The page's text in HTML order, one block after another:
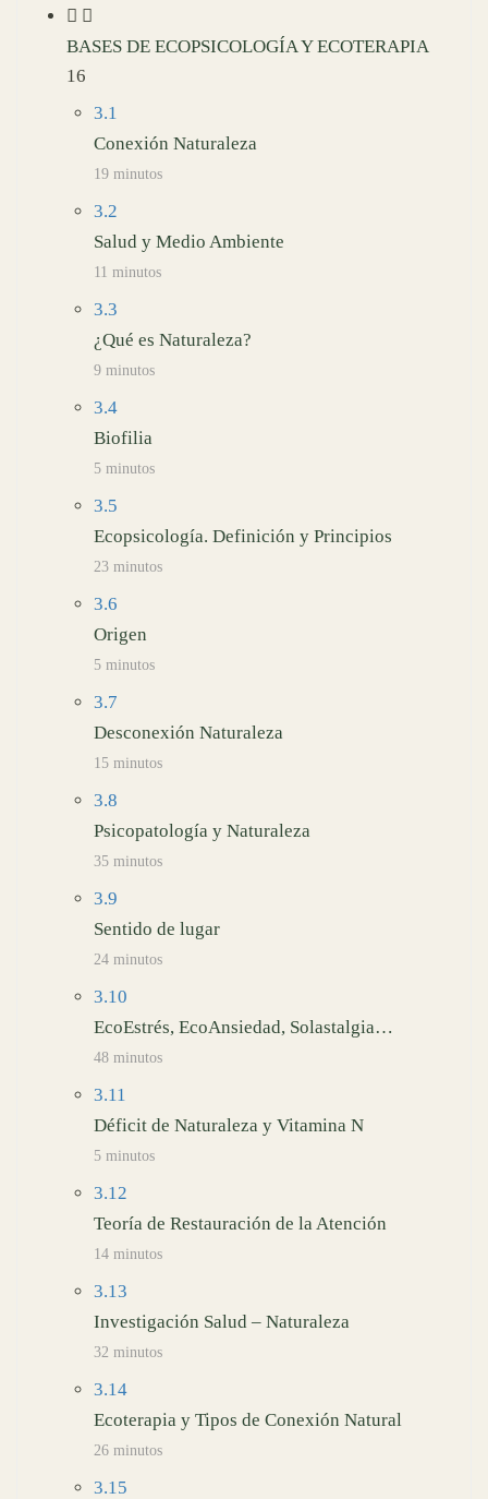
BASES DE ECOPSICOLOGÍA Y ECOTERAPIA
16
3.1
Conexión Naturaleza
19 minutos
3.2
Salud y Medio Ambiente
11 minutos
3.3
¿Qué es Naturaleza?
9 minutos
3.4
Biofilia
5 minutos
3.5
Ecopsicología. Definición y Principios
23 minutos
3.6
Origen
5 minutos
3.7
Desconexión Naturaleza
15 minutos
3.8
Psicopatología y Naturaleza
35 minutos
3.9
Sentido de lugar
24 minutos
3.10
EcoEstrés, EcoAnsiedad, Solastalgia…
48 minutos
3.11
Déficit de Naturaleza y Vitamina N
5 minutos
3.12
Teoría de Restauración de la Atención
14 minutos
3.13
Investigación Salud – Naturaleza
32 minutos
3.14
Ecoterapia y Tipos de Conexión Natural
26 minutos
3.15